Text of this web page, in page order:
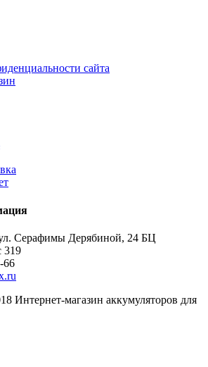
сайта
Серафимы Дерябиной, 24 БЦ
319
66
Интернет-магазин аккумуляторов для